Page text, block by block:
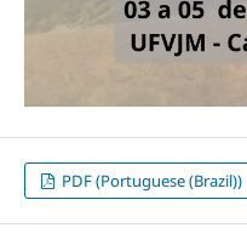
PDF (Portuguese (Brazil))